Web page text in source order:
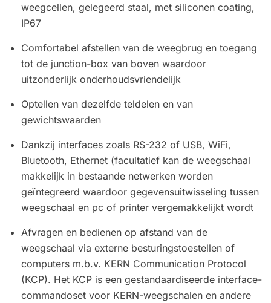
weegcellen, gelegeerd staal, met siliconen coating,
IP67
Comfortabel afstellen van de weegbrug en toegang
tot de junction-box van boven waardoor
uitzonderlijk onderhoudsvriendelijk
Optellen van dezelfde teldelen en van
gewichtswaarden
Dankzij interfaces zoals RS-232 of USB, WiFi,
Bluetooth, Ethernet (facultatief kan de weegschaal
makkelijk in bestaande netwerken worden
geïntegreerd waardoor gegevensuitwisseling tussen
weegschaal en pc of printer vergemakkelijkt wordt
Afvragen en bedienen op afstand van de
weegschaal via externe besturingstoestellen of
computers m.b.v. KERN Communication Protocol
(KCP). Het KCP is een gestandaardiseerde interface-
commandoset voor KERN-weegschalen en andere